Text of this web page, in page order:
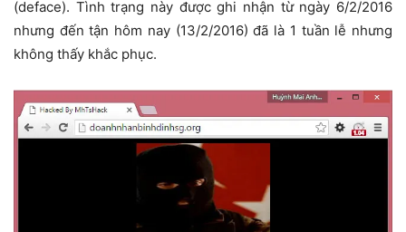
(deface). Tình trạng này được ghi nhận từ ngày 6/2/2016
nhưng đến tận hôm nay (13/2/2016) đã là 1 tuần lễ nhưng
không thấy khắc phục.